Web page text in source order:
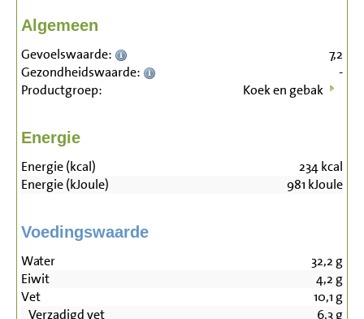
Algemeen
Gevoelswaarde:
7,2
Gezondheidswaarde:
-
Productgroep:
Koek en gebak
Energie
Energie (kcal) 234kcal
Energie (kJoule)
981 kJoule
Voedingswaarde
Water 32,2 g
Eiwit
4,2 g
Vet
10,1 g
Verzadigd vet
6,3g